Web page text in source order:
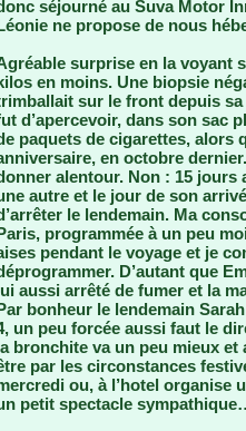
séjourné au Suva Motor
ne propose de nous
surprise en la voyant
en moins. Une biopsie
sur le front depuis
d’apercevoir, dans son sac
paquets de cigarettes, alors
en octobre
alentour. Non : 15 jours
autre et le jour de son
le lendemain. Ma
programmée à un peu
pendant le voyage et je
D’autant que
aussi arrêté de fumer et la
bonheur le lendemain
un peu forcée aussi faut le
bronchite va un peu mieux
par les circonstances
ou, à l’hotel organise
petit spectacle